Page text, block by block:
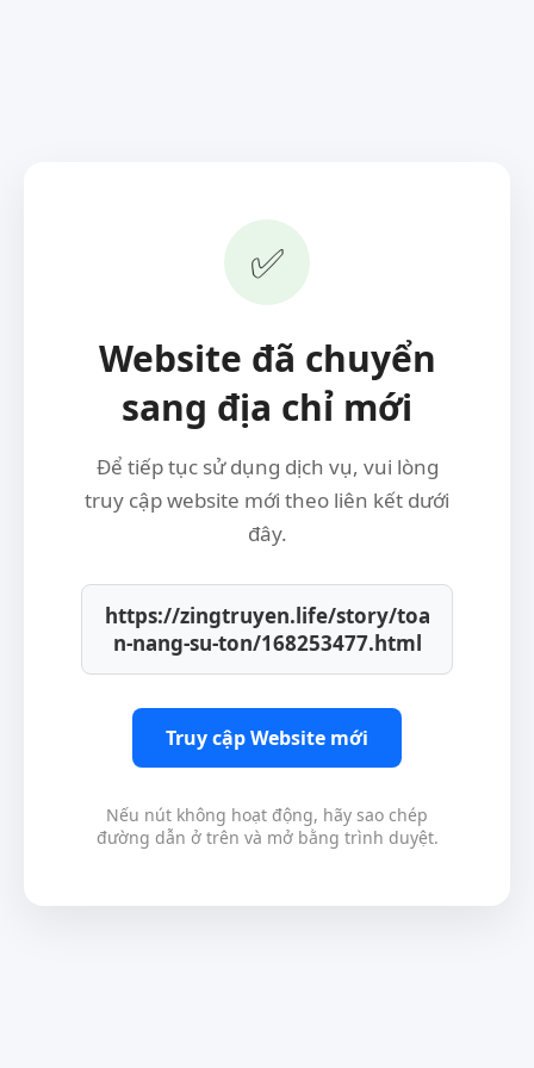
✅
Website đã chuyển
sang địa chỉ mới
Để tiếp tục sử dụng dịch vụ, vui lòng
truy cập website mới theo liên kết dưới
đây.
https://zingtruyen.life/story/toa
n-nang-su-ton/168253477.html
Truy cập Website mới
Nếu nút không hoạt động, hãy sao chép
đường dẫn ở trên và mở bằng trình duyệt.